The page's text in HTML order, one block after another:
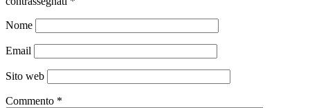
Nome
Email
Sito web
Commento *